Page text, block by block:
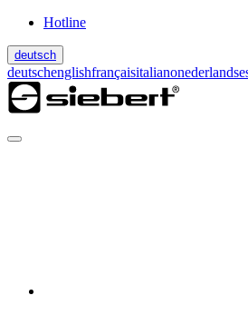
Hotline
deutsch
deutschenglishfrançaisitalianonederlands